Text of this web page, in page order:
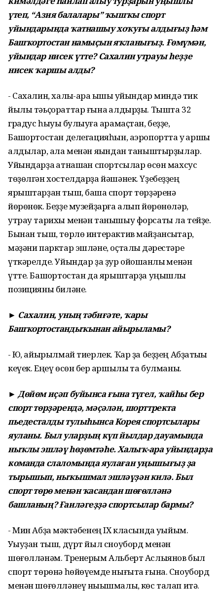
үтеп, “Азия балалары” ҡышҡы спорт
уйындарында ҡатнашыу хоҡуғы алдығыҙ һәм
Башҡортостан намыҫын яҡланығыҙ. Ғөмүмән,
уйындар нисек үтте? Сахалин утрауы һеҙҙе
нисек ҡаршы алды?
- Сахалин, халыҡ-ара ҡышҡы уйындар миндә тик
йылы тәьҫораттар ғына ҡалдырҙы. Тышта 32
градус һыуыҡ булыуға ҡарамаҫтан, беҙҙе,
Башҡортостан делегацияһын, аэропортта уҡ ҡаршы
алдылар, ҡала менән яҡындан таныштырҙылар.
Уйындарҙа ҡатнашҡан спортсылар өсөн махсус
төҙөлгән хостелдарҙа йәшәнек. Үҙебеҙҙең
ярыштарҙан тыш, башҡа спорт төрҙәренә
йөрөнөк. Беҙҙе музейҙарға алып йөрөнөләр,
утрау тарихы менән танышыу форсаты ла тейҙе.
Бынан тыш, төрлө интерактив майҙансыҡтар,
мәҙәни парктар эшләне, оҫталыҡ дәрестәре
үткәрелде. Уйындар ҙа ҙур ойошҡанлыҡ менән
үтте. Башҡортостан да ярыштарҙа уңышлы
позицияны биләне.
► Сахалин, уның тәбиғәте, ҡары
Башҡортостандыҡынан айырыламы?
- Юҡ, айырылмай тиерлек. Ҡар ҙа беҙҙең Абҙаҡтыҡы
кеүек. Еңеү өсөн бер ҡаршылыҡ та булманы.
► Дөйөм иҫәп буйынса ғына түгел, ҡайһы бер
спорт төрҙәрендә, мәҫәлән, шорттректа
пьедесталды тулыһынса Корея спортсылары
яуланы. Был уларҙың күп йылдар дауамында
ныҡлы эшләү һөҙөмтәһе. Халыҡ-ара уйындарҙа
команда слаломында яулаған уңышығыҙ ҙа
тырышып, ныҡышмал эшләүҙән килә. Был
спорт төрө менән ҡасандан шөғөлләнә
башланың? Ғаиләгеҙҙә спортсылар бармы?
- Мин Абҙаҡ мәктәбенең IX класында уҡыйым.
Уҡыуҙан тыш, дүрт йыл сноуборд менән
шөғөлләнәм. Тренерым Альберт Аслыянов был
спорт төрөнә һөйөүемде нығыта ғына. Сноуборд
менән шөғөлләнеү ныҡышмалыҡ, көс талап итә.